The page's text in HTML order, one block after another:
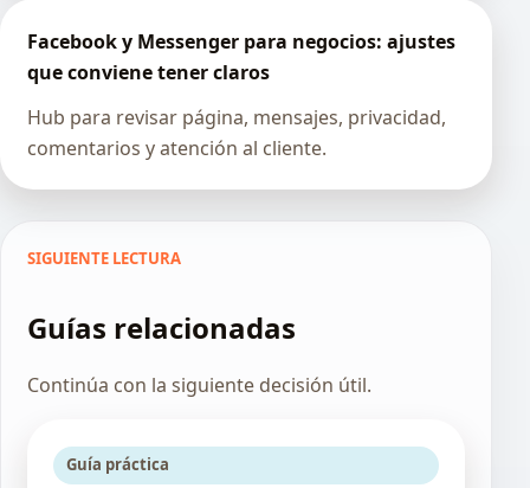
Facebook y Messenger para negocios: ajustes
que conviene tener claros
Hub para revisar página, mensajes, privacidad,
comentarios y atención al cliente.
SIGUIENTE LECTURA
Guías relacionadas
Continúa con la siguiente decisión útil.
Guía práctica